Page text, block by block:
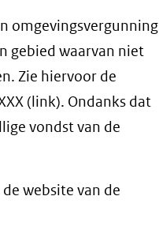
omgevingsvergunning
gebied waarvan niet
Zie hiervoor de
(link). Ondanks dat
vondst van de
website van de